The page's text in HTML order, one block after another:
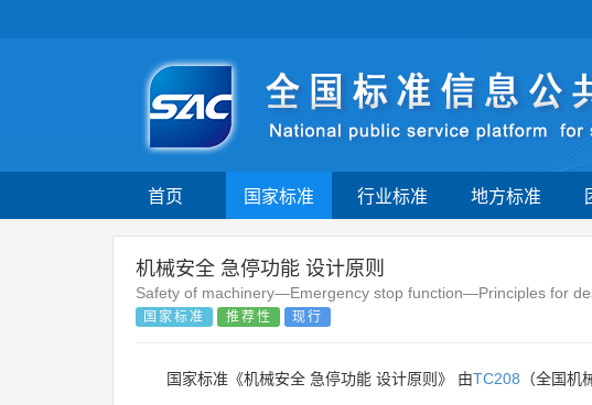
首页 国家标准 行业标准 地方标准
机械安全 急停功能 设计原则
Safety of machinery—Emergency stop function—Principles for
国家标准 推荐性 现行
国家标准《机械安全 急停功能 设计原则》 由TC208 （全国